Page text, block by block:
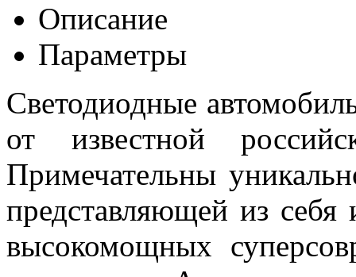
Описание
Параметры
Светодиодные
от известной
Примечательны
представляющей из себя
высокомощных